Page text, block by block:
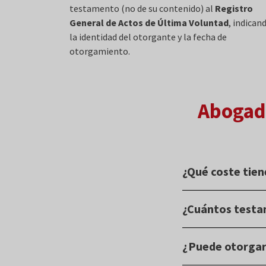
testamento (no de su contenido) al Registro
General de Actos de Última Voluntad,
la identidad del otorgante y la fecha de
otorgamiento.
¿Qué coste
Hacer testamento
¿Cuántos
En cuanto al
¿Puede